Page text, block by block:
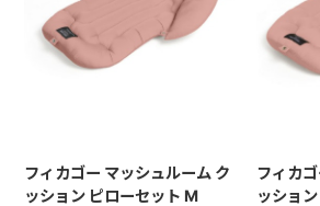
フィカゴー マッシュルーム ク
ッション ピローセット M
フィカ
ッショ